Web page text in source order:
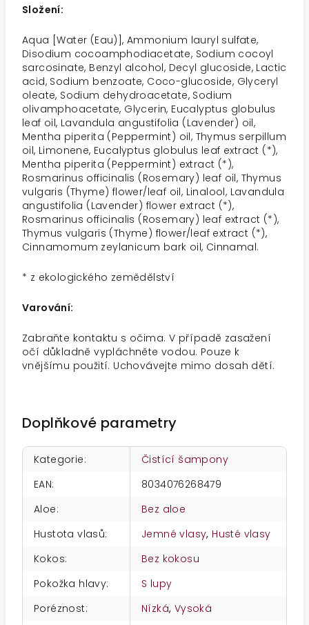
Složení:
Aqua [Water (Eau)], Ammonium lauryl sulfate,
Disodium cocoamphodiacetate, Sodium cocoyl
sarcosinate, Benzyl alcohol, Decyl glucoside, Lactic
acid, Sodium benzoate, Coco-glucoside, Glyceryl
oleate, Sodium dehydroacetate, Sodium
olivamphoacetate, Glycerin, Eucalyptus globulus
leaf oil, Lavandula angustifolia (Lavender) oil,
Mentha piperita (Peppermint) oil, Thymus serpillum
oil, Limonene, Eucalyptus globulus leaf extract (*),
Mentha piperita (Peppermint) extract (*),
Rosmarinus officinalis (Rosemary) leaf oil, Thymus
vulgaris (Thyme) flower/leaf oil, Linalool, Lavandula
angustifolia (Lavender) flower extract (*),
Rosmarinus officinalis (Rosemary) leaf extract (*),
Thymus vulgaris (Thyme) flower/leaf extract (*),
Cinnamomum zeylanicum bark oil, Cinnamal.
* z ekologického zemědělství
Varování:
Zabraňte kontaktu s očima. V případě zasažení
očí důkladně vypláchněte vodou. Pouze k
vnějšímu použití. Uchovávejte mimo dosah dětí.
Doplňkové parametry
Kategorie:
Čistící šampony
EAN:
8034076268479
Aloe:
Bez aloe
Hustota vlasů: Jemné vlasy, Husté vlasy
Kokos:
Bez kokosu
Pokožka hlavy:
S lupy
Poréznost: Nízká, Vysoká